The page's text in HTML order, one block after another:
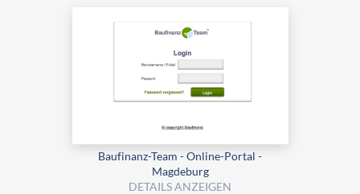
Baufinanz-Team - Online-Portal -
Magdeburg
DETAILS ANZEIGEN